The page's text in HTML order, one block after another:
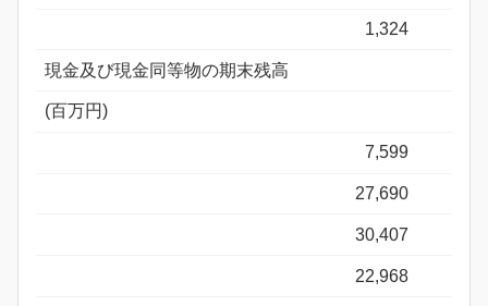
1,324
現金及び現金同等物の期末残高
(百万円)
7,599
27,690
30,407
22,968